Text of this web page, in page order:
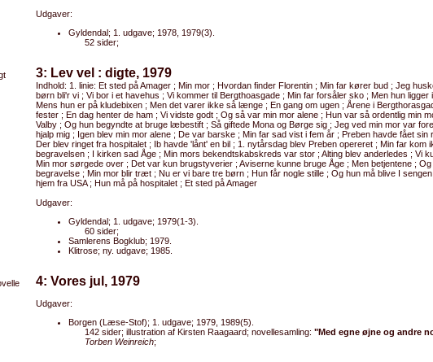
Udgaver:
Gyldendal; 1. udgave; 1978, 1979(3).
52 sider;
3: Lev vel : digte, 1979
Indhold: 1. linie: Et sted på Amager ; Min mor ; Hvordan finder Florentin ; Min far kører bud ; Jeg
børn bli'r vi ; Vi bor i et havehus ; Vi kommer til Bergthoasgade ; Min far forsåler sko ; Men hun
Mens hun er på kludebixen ; Men det varer ikke så længe ; En gang om ugen ; Årene i
fester ; En dag henter de ham ; Vi vidste godt ; Og så var min mor alene ; Hun var så ordentlig min
Valby ; Og hun begyndte at bruge læbestift ; Så giftede Mona og Børge sig ; Jeg ved min mor var
hjalp mig ; Igen blev min mor alene ; De var barske ; Min far sad vist i fem år ; Preben havde fået sin
Der blev ringet fra hospitalet ; Ib havde 'lånt' en bil ; 1. nytårsdag blev Preben opereret ; Min far kom
begravelsen ; I kirken sad Åge ; Min mors bekendtskabskreds var stor ; Alting blev anderledes ; Vi
Min mor sørgede over ; Det var kun brugstyverier ; Aviserne kunne bruge Åge ; Men betjentene ; Og
begravelse ; Min mor blir træt ; Nu er vi bare tre børn ; Hun får nogle stille ; Og hun må blive I
hjem fra USA ; Hun må på hospitalet ; Et sted på Amager
Udgaver:
Gyldendal; 1. udgave; 1979(1-3).
60 sider;
Samlerens Bogklub; 1979.
Klitrose; ny. udgave; 1985.
4: Vores jul, 1979
Udgaver:
Borgen (Læse-Stof); 1. udgave; 1979, 1989(5).
142 sider; illustration af Kirsten Raagaard; novellesamling: "Med egne øjne og andre
Torben Weinreich;